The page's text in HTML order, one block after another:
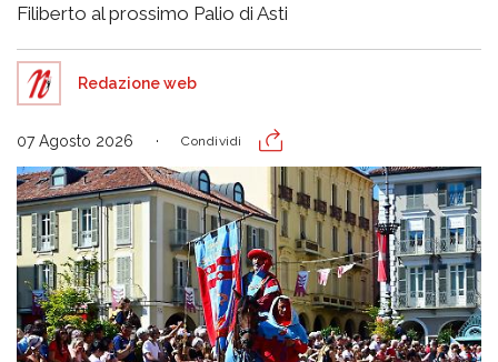
Filiberto al prossimo Palio di Asti
Redazione web
07 Agosto 2026 Condividi